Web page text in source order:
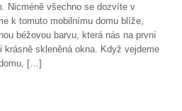
Nicméně všechno se dozvíte v
k tomuto mobilnímu domu blíže,
béžovou barvu, která nás na první
krásně skleněná okna. Když vejdeme
[…]